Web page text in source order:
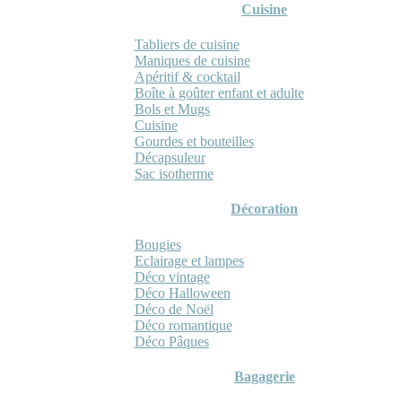
Cuisine
Tabliers de cuisine
Maniques de cuisine
Apéritif & cocktail
Boîte à goûter enfant et adulte
Bols et Mugs
Cuisine
Gourdes et bouteilles
Décapsuleur
Sac isotherme
Décoration
Bougies
Eclairage et lampes
Déco vintage
Déco Halloween
Déco de Noël
Déco romantique
Déco Pâques
Bagagerie